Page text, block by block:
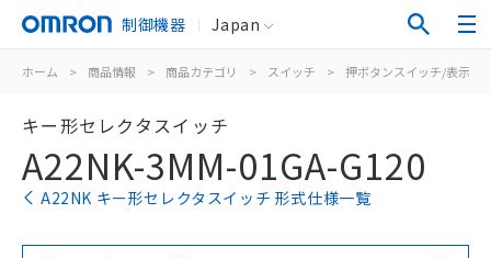
制御機器 Japan
ホーム > 商品情報 > 商品カテゴリ > スイッチ > 押ボタンスイッチ/表示灯
キー形セレクタスイッチ
A22NK-3MM-01GA-G120
A22NK キー形セレクタスイッチ 形式仕様一覧